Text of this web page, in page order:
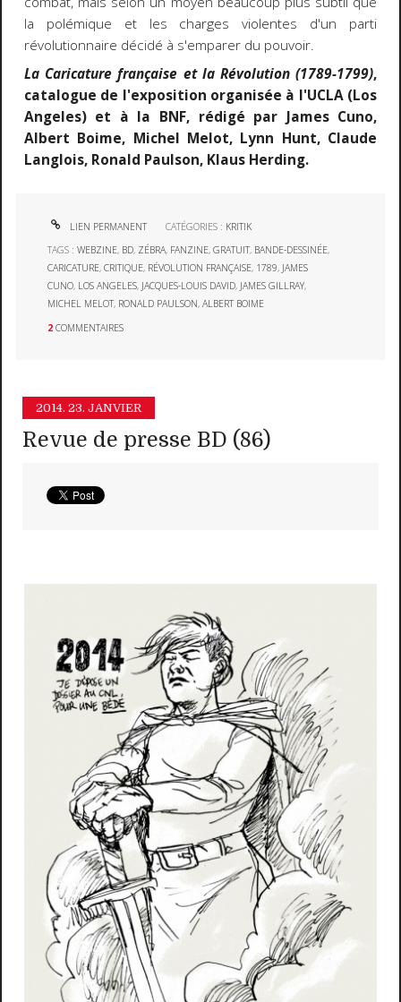
la polémique et les charges violentes d'un parti
révolutionnaire décidé à s'emparer du pouvoir.
La Caricature française et la Révolution (1789-1799),
catalogue de l'exposition organisée à l'UCLA (Los
Angeles) et à la BNF, rédigé par James Cuno,
Albert Boime, Michel Melot, Lynn Hunt, Claude
Langlois, Ronald Paulson, Klaus Herding.
LIEN PERMANENT CATÉGORIES : KRITIK
TAGS :WEBZINE, BD, ZÉBRA, FANZINE,GRATUIT, BANDE-DESSINÉE,
CARICATURE,CRITIQUE, RÉVOLUTION FRANÇAISE, 1789, JAMES
CUNO, LOS ANGELES, JACQUES-LOUIS DAVID, JAMES GILLRAY,
MICHEL MELOT, RONALD PAULSON,ALBERT BOIME
2 COMMENTAIRES
2014. 23. JANVIER
Revue de presse BD (86)